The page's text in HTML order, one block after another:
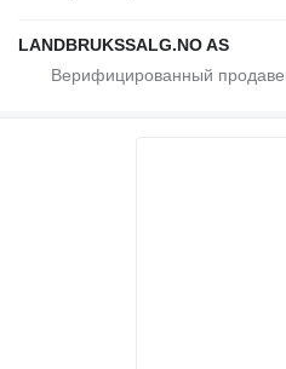
LANDBRUKSSALG.NO AS